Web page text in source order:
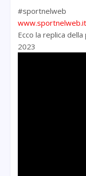
#sportnelweb
www.sportnelweb.it
Ecco la replica
2023